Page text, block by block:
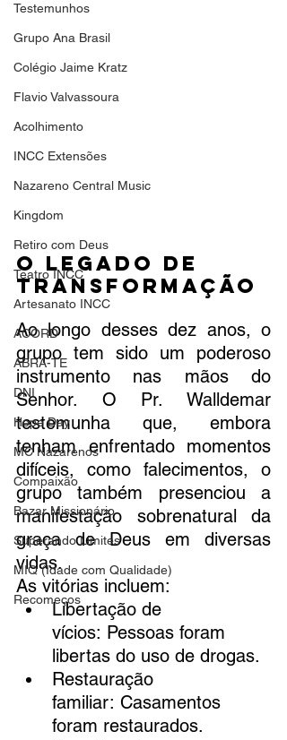
Testemunhos
Grupo Ana Brasil
Colégio Jaime Kratz
Flavio Valvassoura
Acolhimento
INCC Extensões
Nazareno Central Music
Kingdom
Retiro com Deus
Teatro INCC
Artesanato INCC
ACORD
ABRA-TE
DNI
Hope Day
MC Nazarenos
Compaixão
Bazar Missionário
Superando Limites
MIQ (Idade com Qualidade)
Recomeços
O Legado de
Transformação
Ao longo desses dez anos, o
grupo tem sido um poderoso
instrumento nas mãos do
Senhor. O Pr. Walldemar
testemunha que, embora
tenham enfrentado momentos
difíceis, como falecimentos, o
grupo também presenciou a
manifestação sobrenatural da
graça de Deus em diversas
vidas.
As vitórias incluem:
Libertação de
vícios: Pessoas foram
libertas do uso de drogas.
Restauração
familiar: Casamentos
foram restaurados.